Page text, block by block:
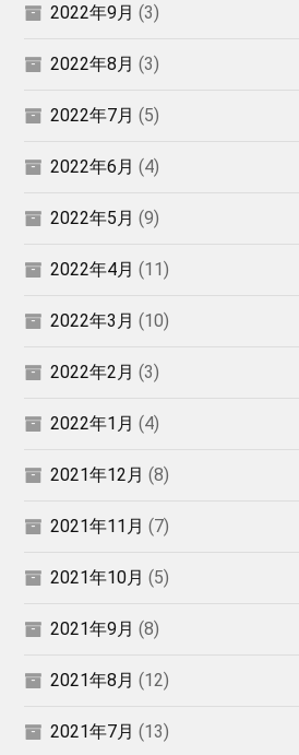
2022年9月 (3)
2022年8月 (3)
2022年7月 (5)
2022年6月 (4)
2022年5月 (9)
2022年4月 (11)
2022年3月 (10)
2022年2月 (3)
2022年1月 (4)
2021年12月 (8)
2021年11月 (7)
2021年10月 (5)
2021年9月 (8)
2021年8月 (12)
2021年7月 (13)